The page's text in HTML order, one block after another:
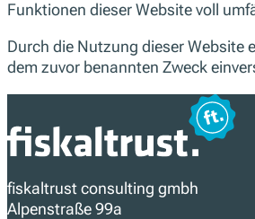
Funktionen dieser Website voll
Durch die Nutzung dieser Website
dem zuvor benannten Zweck
fiskaltrust consulting gmbh
Alpenstraße 99a